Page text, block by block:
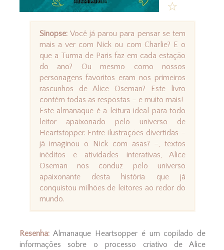
☆
Sinopse:Você já parou para pensar se tem
mais a ver com Nick ou com Charlie? E o
que a Turma de Paris faz em cada estação
do ano? Ou mesmo como nossos
personagens favoritos eram nos primeiros
rascunhos de Alice Oseman? Este livro
contém todas as respostas – e muito mais!
Este almanaque é a leitura ideal para todo
leitor apaixonado pelo universo de
Heartstopper. Entre ilustrações divertidas –
já imaginou o Nick com asas? –, textos
inéditos e atividades interativas, Alice
Oseman nos conduz pelo universo
apaixonante desta história que já
conquistou milhões de leitores ao redor do
mundo.
Resenha: Almanaque Heartsopper é um copilado de
informações sobre o processo criativo de Alice